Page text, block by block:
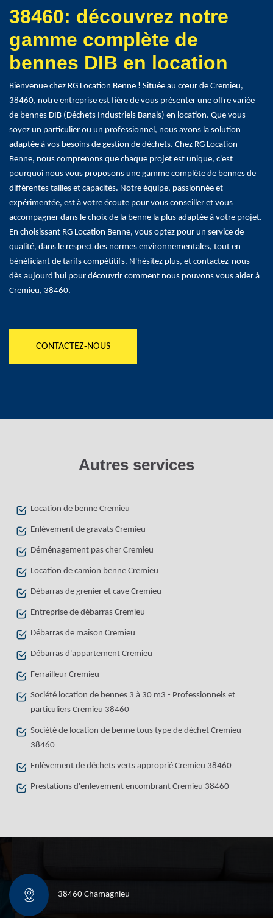
38460: découvrez notre
gamme complète de
bennes DIB en location
Bienvenue chez RG Location Benne ! Située au cœur de Cremieu,
38460, notre entreprise est fière de vous présenter une offre variée
de bennes DIB (Déchets Industriels Banals) en location. Que vous
soyez un particulier ou un professionnel, nous avons la solution
adaptée à vos besoins de gestion de déchets. Chez RG Location
Benne, nous comprenons que chaque projet est unique, c'est
pourquoi nous vous proposons une gamme complète de bennes de
différentes tailles et capacités. Notre équipe, passionnée et
expérimentée, est à votre écoute pour vous conseiller et vous
accompagner dans le choix de la benne la plus adaptée à votre projet.
En choisissant RG Location Benne, vous optez pour un service de
qualité, dans le respect des normes environnementales, tout en
bénéficiant de tarifs compétitifs. N'hésitez plus, et contactez-nous
dès aujourd'hui pour découvrir comment nous pouvons vous aider à
Cremieu, 38460.
CONTACTEZ-NOUS
Autres services
Location de benne Cremieu
Enlèvement de gravats Cremieu
Déménagement pas cher Cremieu
Location de camion benne Cremieu
Débarras de grenier et cave Cremieu
Entreprise de débarras Cremieu
Débarras de maison Cremieu
Débarras d'appartement Cremieu
Ferrailleur Cremieu
Société location de bennes 3 à 30 m3 - Professionnels et
particuliers Cremieu 38460
Société de location de benne tous type de déchet Cremieu
38460
Enlèvement de déchets verts approprié Cremieu 38460
Prestations d'enlevement encombrant Cremieu 38460
38460 Chamagnieu